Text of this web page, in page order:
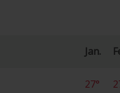
Jan.
27°